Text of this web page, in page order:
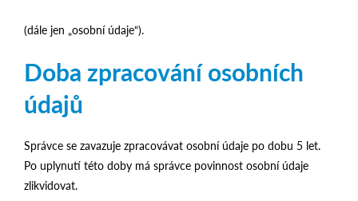
(dále jen „osobní údaje“).
Doba zpracování osobních
údajů
Správce se zavazuje zpracovávat osobní údaje po dobu 5 let.
Po uplynutí této doby má správce povinnost osobní údaje
zlikvidovat.